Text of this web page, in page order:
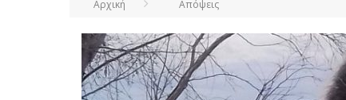
Αρχική Απόψεις